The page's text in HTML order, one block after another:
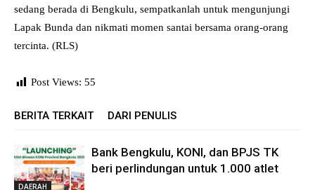
sedang berada di Bengkulu, sempatkanlah untuk mengunjungi
Lapak Bunda dan nikmati momen santai bersama orang-orang
tercinta. (RLS)
Post Views: 55
BERITA TERKAIT DARI PENULIS
DAERAH
Bank Bengkulu, KONI, dan BPJS TK
beri perlindungan untuk 1.000 atlet